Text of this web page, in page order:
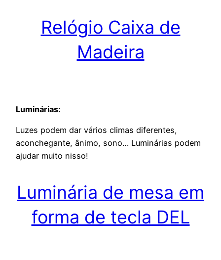
Relógio Caixa de
Madeira
Luminárias:
Luzes podem dar vários climas diferentes,
aconchegante, ânimo, sono… Luminárias podem
ajudar muito nisso!
Luminária de mesa em
forma de tecla DEL